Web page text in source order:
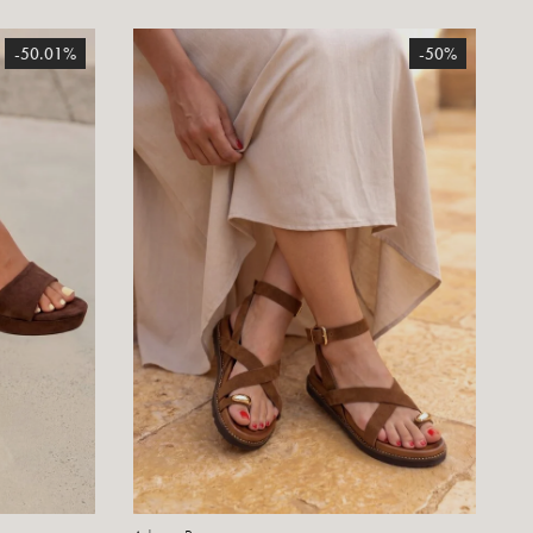
-50.01% -50%